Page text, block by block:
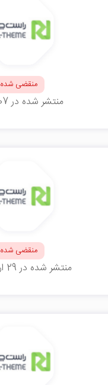
منقضی شده
منتشر شده در 07 خرداد
منقضی شده
منتشر شده در 29 اردیبهشت